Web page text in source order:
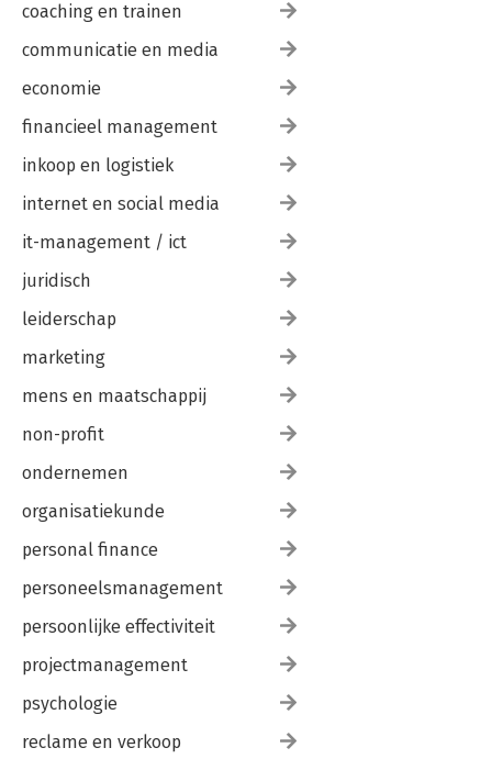
coaching en trainen
communicatie en media
economie
financieel management
inkoop en logistiek
internet en social media
it-management / ict
juridisch
leiderschap
marketing
mens en maatschappij
non-profit
ondernemen
organisatiekunde
personal finance
personeelsmanagement
persoonlijke effectiviteit
projectmanagement
psychologie
reclame en verkoop